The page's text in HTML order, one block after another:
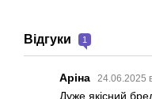
Відгуки 1
Аріна 24.06.2025
Дуже якісний